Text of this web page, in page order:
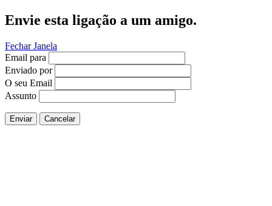
Envie esta ligação a um amigo.
Fechar Janela
Email para
Enviado por
O seu Email
Assunto
Enviar Cancelar